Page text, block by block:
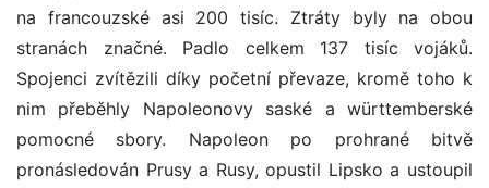
na francouzské asi 200 tisíc. Ztráty byly na obou
stranách značné. Padlo celkem 137 tisíc vojáků.
Spojenci zvítězili díky početní převaze, kromě toho k
nim přeběhly Napoleonovy saské a württemberské
pomocné sbory. Napoleon po prohrané bitvě
pronásledován Prusy a Rusy, opustil Lipsko a ustoupil